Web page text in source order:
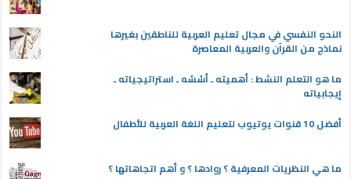
النحو النفسي في مجال تعليم العربية للناطقين بغيرها
نماذج من القرآن والعربية المعاصرة
ما هو التعلم النشط : أهميته ـ أسُسُه ـ استراتيجياته ـ
إيجابياته
أفضل 10 قنوات يوتيوب لتعليم اللغة العربية للأطفال
ما هي النظريات المعرفية ؟ روادها ؟ و أهم اتجاهاتها ؟